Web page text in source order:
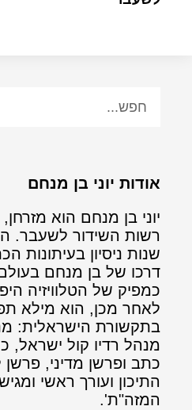
אודות יוני בן מנחם
יוני בן מנחם הוא
רשות השידור לשעבר.
שנות ניסיון בעיתונות
דרכו של בן מנחם
כמפיק של הטלוויזיה
לאחר מכן, הוא מילא
בתקשורת הישראלית:
מנהל רדיו קול ישראל,
כתב ופרשן מדיני, פרשן
התיכון ועורך ראשי
המזה"ת'.